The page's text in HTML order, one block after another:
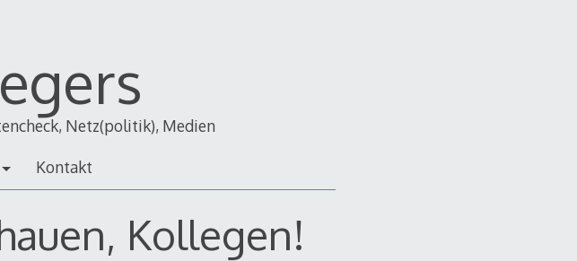
Netz(politik), Medien
Kontakt
Kollegen!